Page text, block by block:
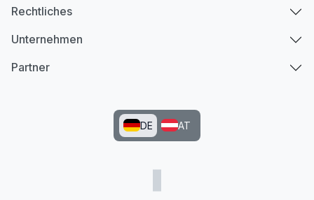
Rechtliches
Unternehmen
Partner
DE AT